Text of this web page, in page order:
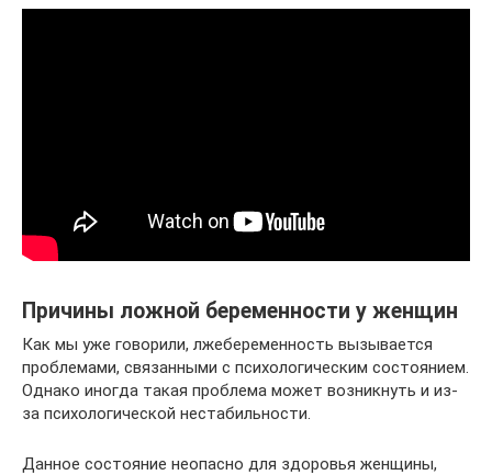
Причины ложной беременности у женщин
Как мы уже говорили, лжебеременность вызывается
проблемами, связанными с психологическим состоянием.
Однако иногда такая проблема может возникнуть и из-
за психологической нестабильности.
Данное состояние неопасно для здоровья женщины,